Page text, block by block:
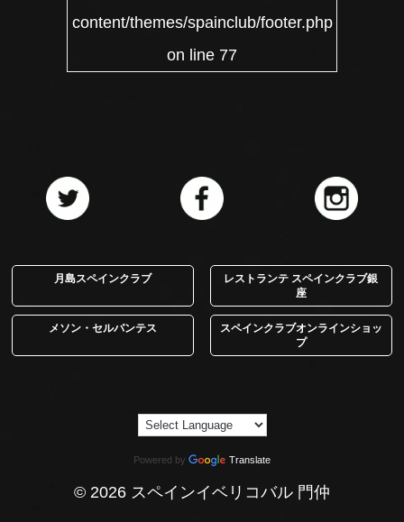
content/themes/spainclub/footer.php
on line 77
月島スペインクラブ
レストランテ スペインクラブ銀
座
メソン・セルバンテス
スペインクラブオンラインショッ
プ
Powered by Translate
© 2026 スペインイベリコバル 門仲